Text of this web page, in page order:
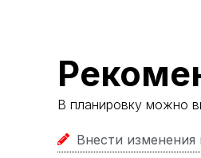
В планировку можно
Внести изменения